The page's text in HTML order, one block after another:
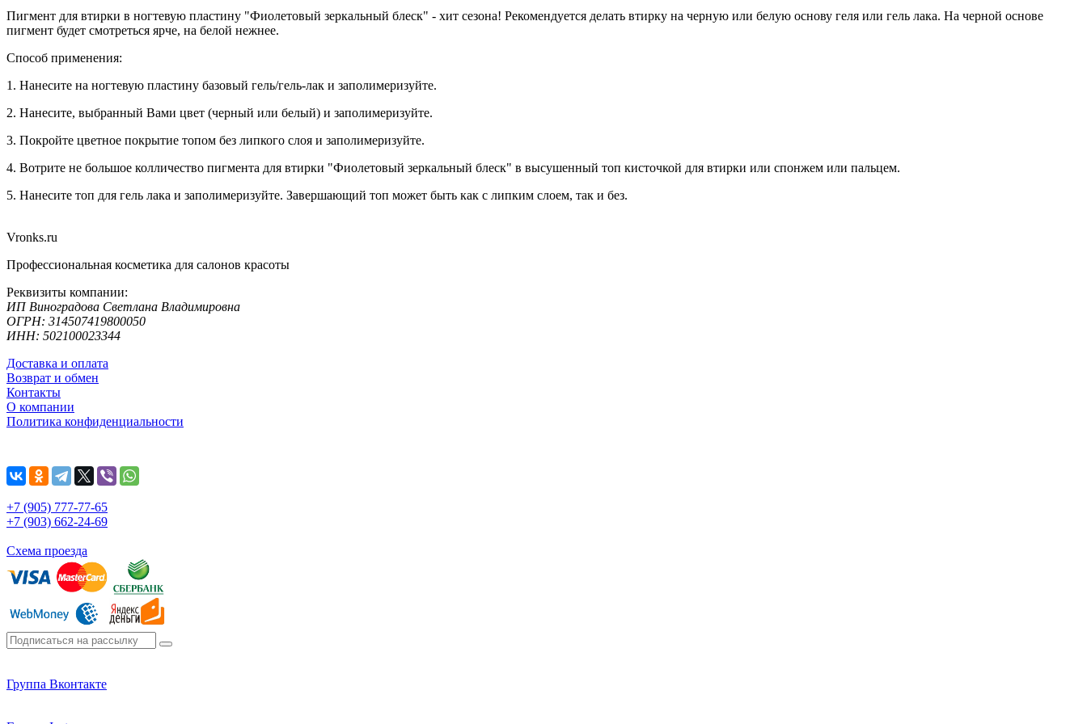
Пигмент для втирки в ногтевую пластину "Фиолетовый зеркальный блеск" - хит сезона! Рекомендуется делать втирку на черную или белую основу геля или гель лака. На черной основе
пигмент будет смотреться ярче, на белой нежнее.
Способ применения:
1. Нанесите на ногтевую пластину базовый гель/гель-лак и заполимеризуйте.
2. Нанесите, выбранный Вами цвет (черный или белый) и заполимеризуйте.
3. Покройте цветное покрытие топом без липкого слоя и заполимеризуйте.
4. Вотрите не большое колличество пигмента для втирки "Фиолетовый зеркальный блеск" в высушенный топ кисточкой для втирки или спонжем или пальцем.
5. Нанесите топ для гель лака и заполимеризуйте. Завершающий топ может быть как с липким слоем, так и без.
Vronks.ru
Профессиональная косметика для салонов красоты
Реквизиты компании:
ИП Виноградова Светлана Владимировна
ОГРН: 314507419800050
ИНН: 502100023344
Доставка и оплата
Возврат и обмен
Контакты
О компании
Политика конфиденциальности
+7 (905) 777-77-65
+7 (903) 662-24-69
Схема проезда
Группа Вконтакте